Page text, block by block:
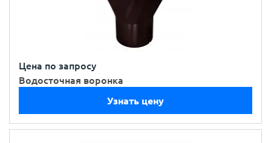
Цена по запросу
Водосточная воронка
Узнать цену